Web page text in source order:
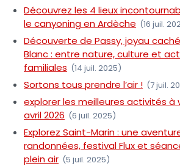
Découvrez les 4 lieux
le canyoning en Ardèche (16 juil.
Découverte de Passy, joyau
Blanc : entre nature, culture et
familiales (14 juil. 2025)
Sortons tous prendre l’air ! (7 juil.
explorer les meilleures activités à
avril 2026 (6 juil. 2025)
Explorez Saint-Marin : une
randonnées, festival Flux et
plein air (5 juil. 2025)